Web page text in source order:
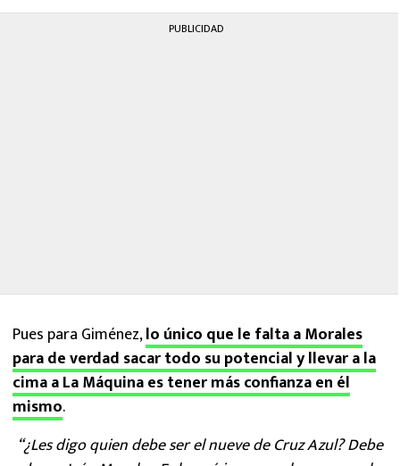
PUBLICIDAD
Pues para Giménez,lo único que le falta a Morales
para de verdad sacar todo su potencial y llevar a la
cima a La Máquina es tener más confianza en él
mismo.
“¿Les digo quien debe ser el nueve de Cruz Azul? Debe